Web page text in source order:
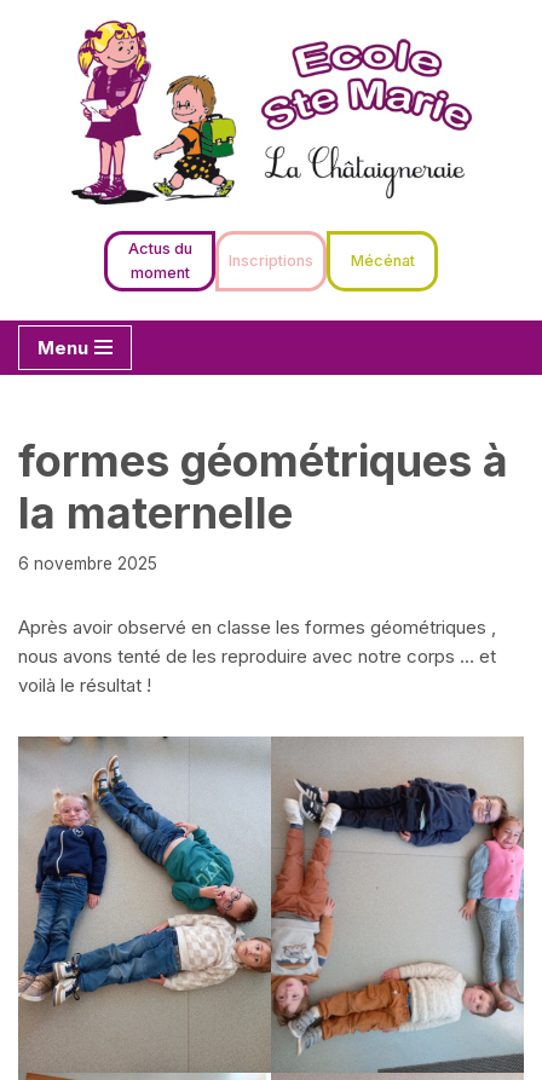
contenu
Actus du
moment
Inscriptions Mécénat
Menu
formes géométriques à
la maternelle
6 novembre 2025
Après avoir observé en classe les formes géométriques ,
nous avons tenté de les reproduire avec notre corps … et
voilà le résultat !